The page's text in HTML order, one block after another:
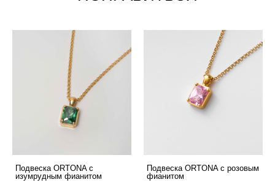
Подвеска ORTONA с
изумрудным фианитом
Подвеска ORTONA с розовым
фианитом